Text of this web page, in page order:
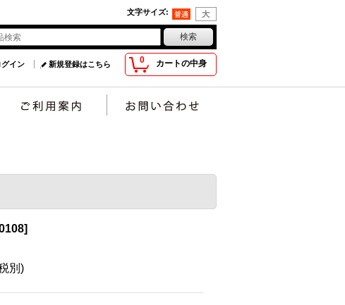
文字サイズ:
0 カートの中身
グイン 新規登録はこちら
]
別)